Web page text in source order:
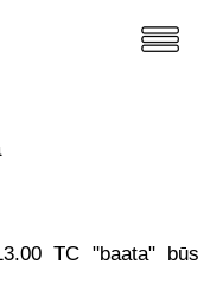
TC "baata" būs